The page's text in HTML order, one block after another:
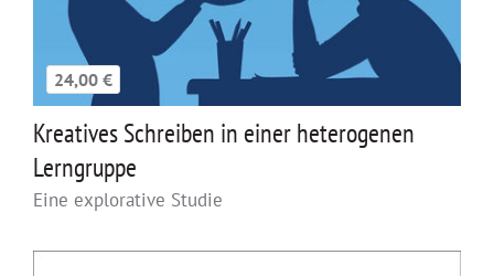
24,00 €
Kreatives Schreiben in einer heterogenen
Lerngruppe
Eine explorative Studie